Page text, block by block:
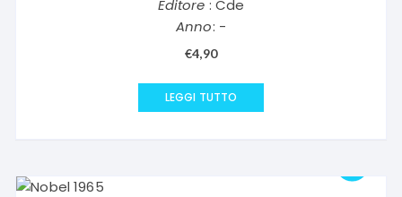
Editore : Cde
Anno: -
€4,90
LEGGI TUTTO